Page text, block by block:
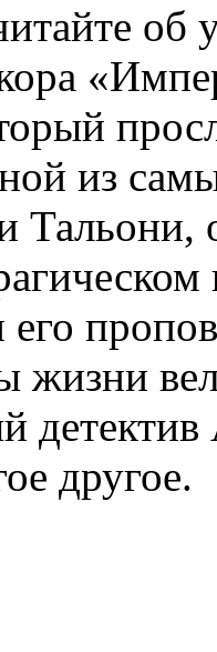
об
из
его
жизни
детектив
другое.